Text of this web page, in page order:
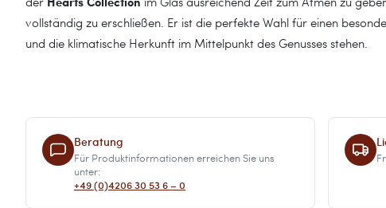
vollständig zu erschließen. Er ist die perfekte Wahl für einen
und die klimatische Herkunft im Mittelpunkt des Genusses stehen.
Beratung
Für Produktinformationen erreichen Sie uns
unter:
+49 (0)4206 30 53 6 – 0